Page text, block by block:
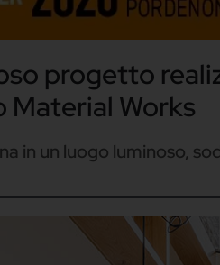
progetto
Material Works
in un luogo luminoso,